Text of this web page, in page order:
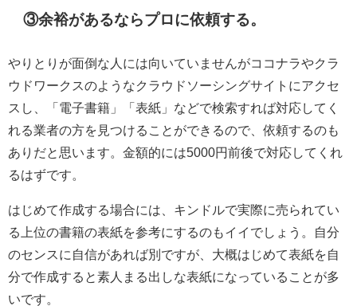
③余裕があるならプロに依頼する。
やりとりが面倒な人には向いていませんがココナラやクラ
ウドワークスのようなクラウドソーシングサイトにアクセ
スし、「電子書籍」「表紙」などで検索すれば対応してく
れる業者の方を見つけることができるので、依頼するのも
ありだと思います。金額的には5000円前後で対応してくれ
るはずです。
はじめて作成する場合には、キンドルで実際に売られてい
る上位の書籍の表紙を参考にするのもイイでしょう。自分
のセンスに自信があれば別ですが、大概はじめて表紙を自
分で作成すると素人まる出しな表紙になっていることが多
いです。